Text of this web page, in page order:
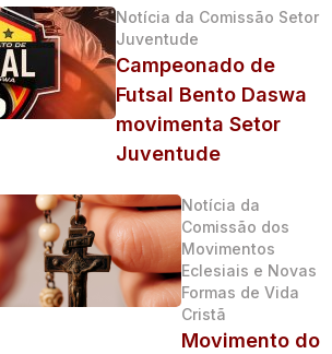
Notícia da Comissão Setor
Juventude
Campeonado de
Futsal Bento Daswa
movimenta Setor
Juventude
Notícia da
Comissão dos
Movimentos
Eclesiais e Novas
Formas de Vida
Cristã
Movimento do